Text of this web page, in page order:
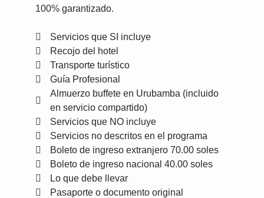
100% garantizado.
Servicios que SI incluye
Recojo del hotel
Transporte turístico
Guía Profesional
Almuerzo buffete en Urubamba (incluido
en servicio compartido)
Servicios que NO incluye
Servicios no descritos en el programa
Boleto de ingreso extranjero 70.00 soles
Boleto de ingreso nacional 40.00 soles
Lo que debe llevar
Pasaporte o documento original